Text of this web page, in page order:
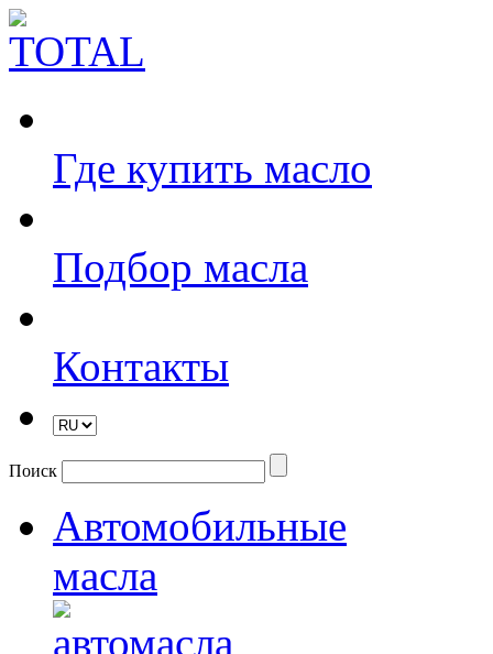
Где купить масло
Подбор масла
Контакты
Поиск
Автомобильные
масла